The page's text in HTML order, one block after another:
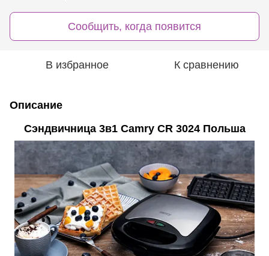
Сообщить, когда появится
В избранное К сравнению
Описание
Сэндвичница 3в1 Camry CR 3024 Польша